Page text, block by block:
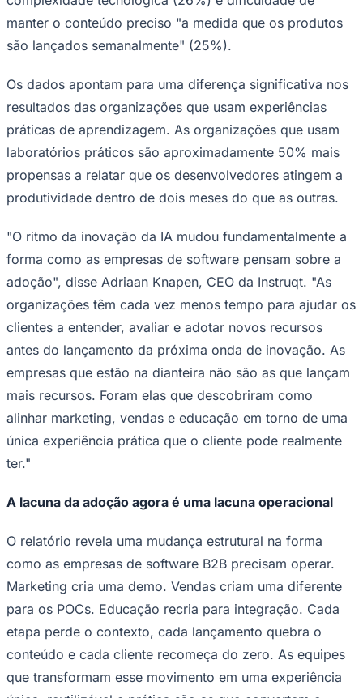
Vitória
Sport
são lançados semanalmente" (25%).
Os dados apontam para uma diferença significativa nos
práticas de aprendizagem. As organizações que usam
laboratórios práticos são aproximadamente 50% mais
propensas a relatar que os desenvolvedores atingem a
produtividade dentro de dois meses do que as outras.
"O ritmo da inovação da IA mudou fundamentalmente a
adoção", disse Adriaan Knapen, CEO da Instruqt. "As
organizações têm cada vez menos tempo para ajudar os
clientes a entender, avaliar e adotar novos recursos
antes do lançamento da próxima onda de inovação. As
empresas que estão na dianteira não são as que lançam
mais recursos. Foram elas que descobriram como
alinhar marketing, vendas e educação em torno de uma
única experiência prática que o cliente pode realmente
ter."
A lacuna da adoção agora é uma lacuna operacional
O relatório revela uma mudança estrutural na forma
Marketing cria uma demo. Vendas criam uma diferente
para os POCs. Educação recria para integração. Cada
etapa perde o contexto, cada lançamento quebra o
conteúdo e cada cliente recomeça do zero. As equipes
que transformam esse movimento em uma experiência
única, reutilizável e prática são as que convertem o
investimento em IA em adoção de IA.